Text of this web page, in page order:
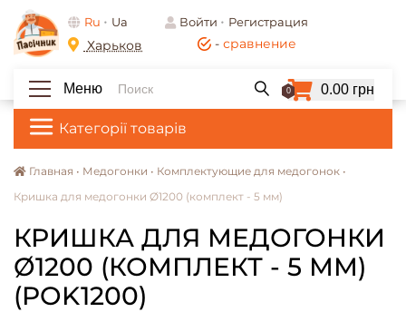
-сравнение
Ru Ua Войти Регистрация
Харьков
Категорії товарів
Меню 0 0.00 грн
Главная • Медогонки • Комплектующие для медогонок •
Кришка для медогонки Ø1200 (комплект - 5 мм)
КРИШКА ДЛЯ МЕДОГОНКИ
Ø1200 (КОМПЛЕКТ - 5 ММ)
(POK1200)